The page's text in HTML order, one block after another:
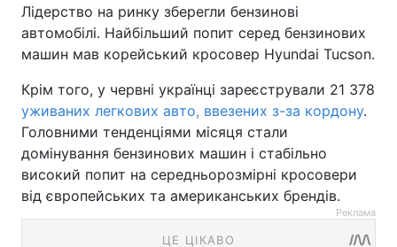
Лідерство на ринку зберегли бензинові
автомобілі. Найбільший попит серед бензинових
машин мав корейський кросовер Hyundai Tucson.
Крім того, у червні українці зареєстрували 21 378
уживаних легкових авто, ввезених з-за кордону.
Головними тенденціями місяця стали
домінування бензинових машин і стабільно
високий попит на середньорозмірні кросовери
від європейських та американських брендів.
Реклама